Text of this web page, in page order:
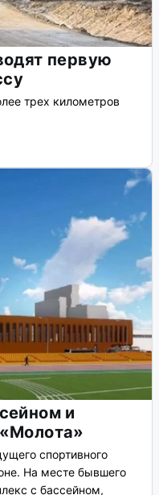
первую
трех километров
и
спортивного
На месте бывшего
с бассейном,